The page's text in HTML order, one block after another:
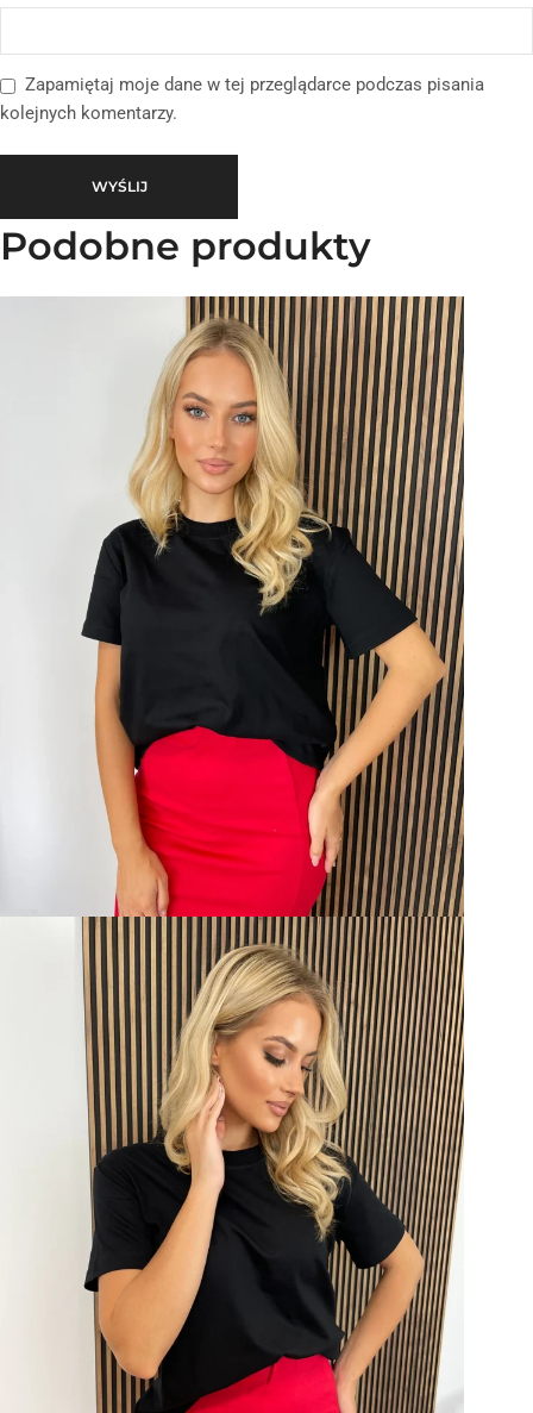
Zapamiętaj moje dane w tej przeglądarce podczas pisania
kolejnych komentarzy.
Podobne produkty